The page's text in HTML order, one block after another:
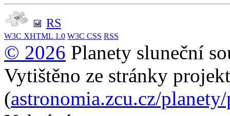
RS
W3C XHTML 1.0 W3C CSS RSS
© 2026 Planety sluneční
Vytištěno ze stránky
(astronomia.zcu.cz/